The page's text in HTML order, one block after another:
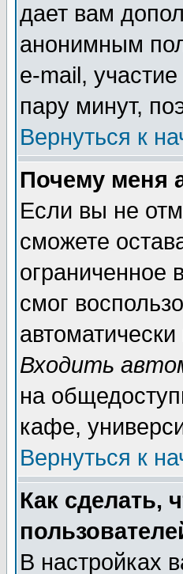
дает вам
анонимным
e-mail,
пару минут,
Вернуться к
Почему меня
Если вы не
сможете
ограниченное
смог
Входить
на
кафе,
Вернуться к
Как сделать,
В настройках